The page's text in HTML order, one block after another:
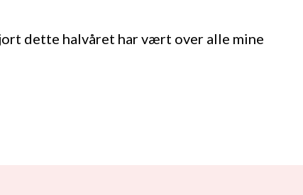
dette halvåret har vært over alle mine